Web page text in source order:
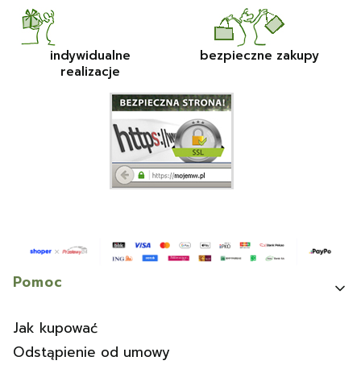
indywidualne
realizacje
bezpieczne zakupy
Linki w stopce
Pomoc
Jak kupować
Odstąpienie od umowy